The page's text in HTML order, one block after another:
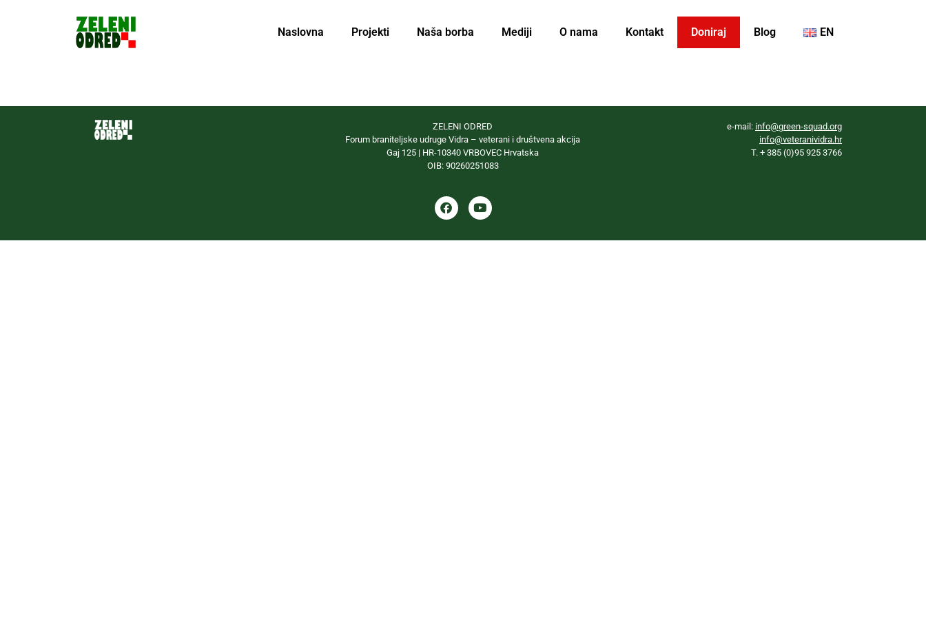
Naslovna Projekti Naša borba Mediji O nama Kontakt Doniraj Blog EN
ZELENI ODRED
Forum braniteljske udruge Vidra – veterani i društvena akcija
Gaj 125 | HR-10340 VRBOVEC Hrvatska
OIB: 90260251083
e-mail: info@green-squad.org
info@veteranividra.hr
T. + 385 (0)95 925 3766